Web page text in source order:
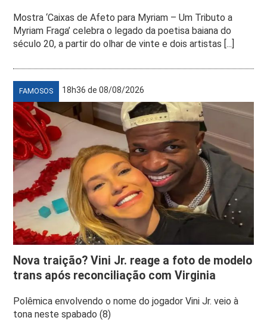
Mostra ‘Caixas de Afeto para Myriam – Um Tributo a
Myriam Fraga’ celebra o legado da poetisa baiana do
século 20, a partir do olhar de vinte e dois artistas [...]
FAMOSOS 18h36 de 08/08/2026
Nova traição? Vini Jr. reage a foto de modelo
trans após reconciliação com Virginia
Polêmica envolvendo o nome do jogador Vini Jr. veio à
tona neste spabado (8)